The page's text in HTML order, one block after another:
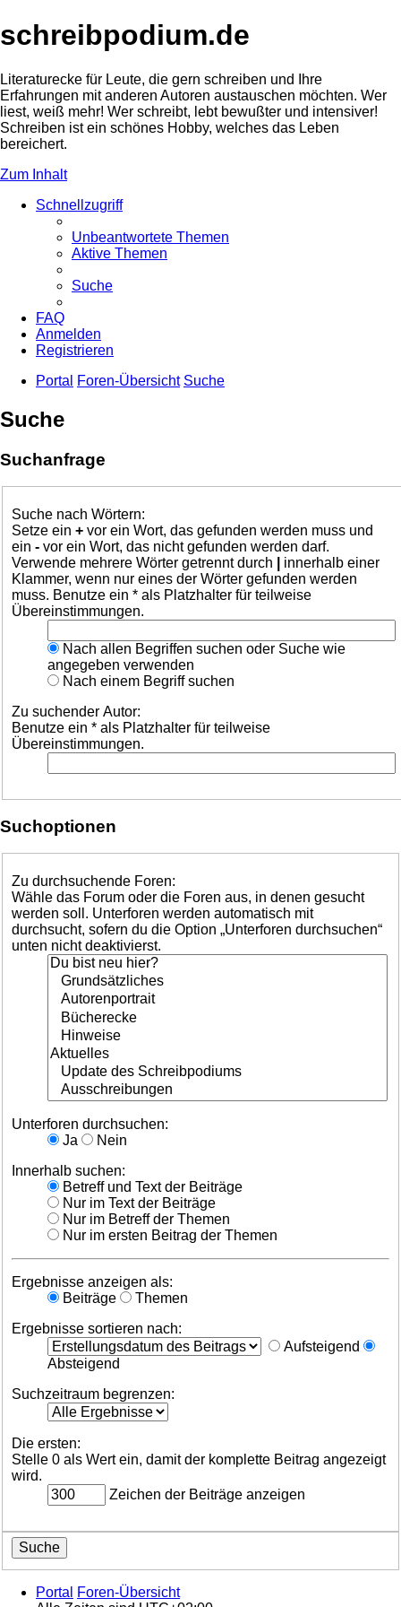
schreibpodium.de
Literaturecke für Leute, die gern schreiben und Ihre
Erfahrungen mit anderen Autoren austauschen möchten. Wer
liest, weiß mehr! Wer schreibt, lebt bewußter und intensiver!
Schreiben ist ein schönes Hobby, welches das Leben
bereichert.
Zum Inhalt
Schnellzugriff
Unbeantwortete Themen
Aktive Themen
Suche
FAQ
Anmelden
Registrieren
Portal
Foren-Übersicht Suche
Suche
Suchanfrage
Suche nach Wörtern:
Setze ein + vor ein Wort, das gefunden werden muss und
ein - vor ein Wort, das nicht gefunden werden darf.
Verwende mehrere Wörter getrennt durch
innerhalb einer
Klammer, wenn nur eines der Wörter gefunden werden
muss. Benutze ein * als Platzhalter für teilweise
Übereinstimmungen.
Nach allen Begriffen suchen oder Suche wie
angegeben verwenden
Nach einem Begriff suchen
Zu suchender Autor:
Benutze ein * als Platzhalter für teilweise
Übereinstimmungen.
Suchoptionen
Zu durchsuchende Foren:
Wähle das Forum oder die Foren aus, in denen gesucht
werden soll. Unterforen werden automatisch mit
durchsucht, sofern du die Option „Unterforen durchsuchen“
unten nicht deaktivierst.
Unterforen durchsuchen:
Ja
Nein
Innerhalb suchen:
Betreff und Text der Beiträge
Nur im Text der Beiträge
Nur im Betreff der Themen
Nur im ersten Beitrag der Themen
Ergebnisse anzeigen als:
Beiträge
Themen
Ergebnisse sortieren nach:
Aufsteigend
Absteigend
Suchzeitraum begrenzen:
Die ersten:
Stelle 0 als Wert ein, damit der komplette Beitrag angezeigt
wird.
Zeichen der Beiträge anzeigen
Portal
Foren-Übersicht